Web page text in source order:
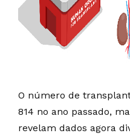
O número de
814 no ano passado,
revelam dados agora